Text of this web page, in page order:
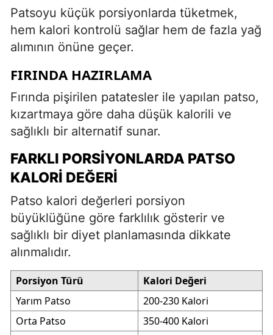
Patsoyu küçük porsiyonlarda tüketmek,
hem kalori kontrolü sağlar hem de fazla yağ
alımının önüne geçer.
FIRINDA HAZIRLAMA
Fırında pişirilen patatesler ile yapılan patso,
kızartmaya göre daha düşük kalorili ve
sağlıklı bir alternatif sunar.
FARKLI PORSIYONLARDA PATSO
KALORI DEĞERI
Patso kalori değerleri porsiyon
büyüklüğüne göre farklılık gösterir ve
sağlıklı bir diyet planlamasında dikkate
alınmalıdır.
Porsiyon Türü
Kalori Değeri
Yarım Patso
200-230 Kalori
Orta Patso
350-400 Kalori